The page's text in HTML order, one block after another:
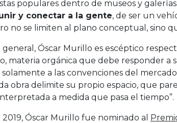
populares dentro de museos y
y conectar a la gente, de ser un
no se limiten al plano conceptual, sino
general, Óscar Murillo es escéptico
materia orgánica que debe responder a
solamente a las convenciones del
obra delimite su propio espacio, que
a medida que pasa el tiempo”.
2019, Óscar Murillo fue nominado al